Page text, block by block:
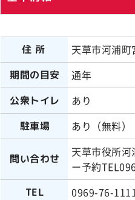
住所 天草市河浦町
期間の目安 通年
公衆トイレ あり
駐車場 あり（無料）
問い合わせ
天草市役所
ー予約
TEL 0969-76-